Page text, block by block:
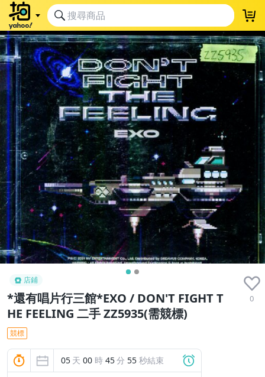
店鋪
*還有唱片行三館*EXO / DON'T FIGHT T
HE FEELING 二手 ZZ5935(需競標)
0
競標
05 天 00 時 45分 54 秒結束